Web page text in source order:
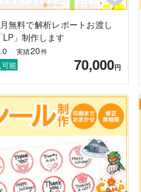
ポートフォリオサイトはこちらか
https://withyou-cre-st.com/portfolio/
◆経歴
年3月　  教育学部を卒業（保育
年4月　  大学を卒業後、子育て
2020年11月　デザインスクールに
年4月　  デザイン塾の講師業
年10月　第一子出産
在　　　　   子育てをしながらデ
育ドリプラ2025パートナ
【実 質 無 料】相談開催中★
coconala.com/services/
無料で解析レポートお渡し
」制作します
実績20件
可能 70,000円